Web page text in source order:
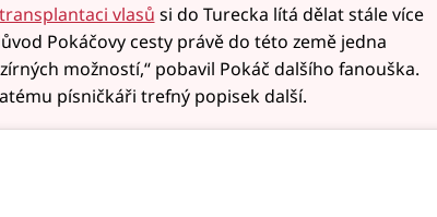
transplantaci vlasů si do Turecka lítá dělat stále více
Pokáčovy cesty právě do této země jedna
možností,“ pobavil Pokáč dalšího fanouška.
písničkáři trefný popisek další.